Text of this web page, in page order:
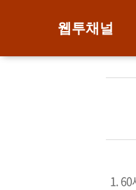
웹투채널
1. 60